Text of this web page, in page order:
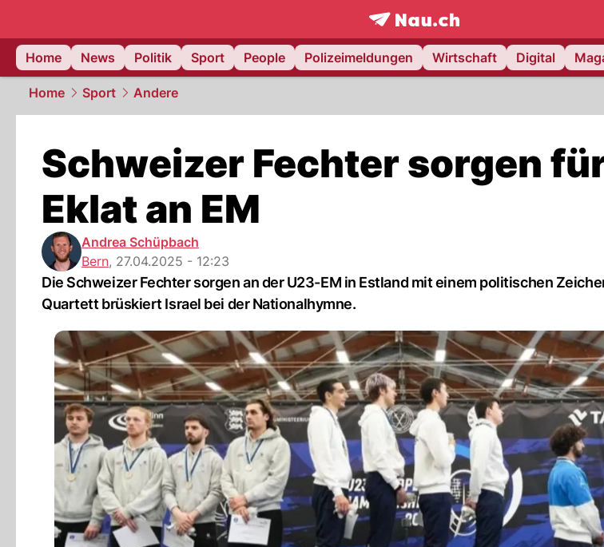
frontpage.NAU.ch
Home
News Politik Sport People Polizeimeldungen Wirtschaft Digital
Home Sport Andere
Schweizer Fechter sorgen
Eklat an EM
Andrea Schüpbach
Bern, 27.04.2025 - 12:23
Die Schweizer Fechter sorgen an der U23-EM in Estland mit einem politischen
Quartett brüskiert Israel bei der Nationalhymne.